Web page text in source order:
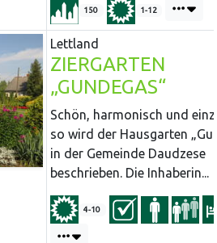
150 1-12
Lettland
ZIERGARTEN
„GUNDEGAS“
Schön, harmonisch und
so wird der Hausgarten
in der Gemeinde Daudzese
beschrieben. Die Inhaberin...
4-10